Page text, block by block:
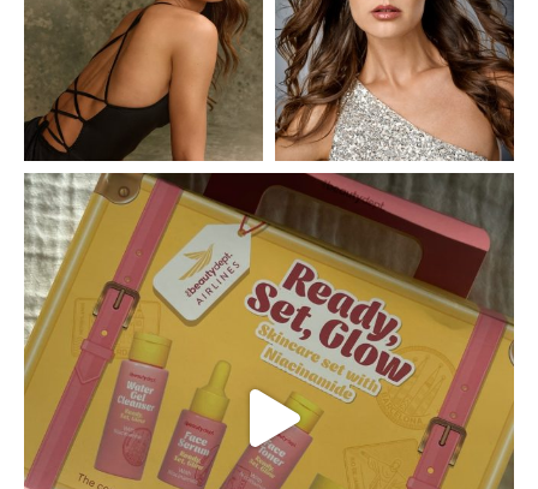
claudiaadina_mua